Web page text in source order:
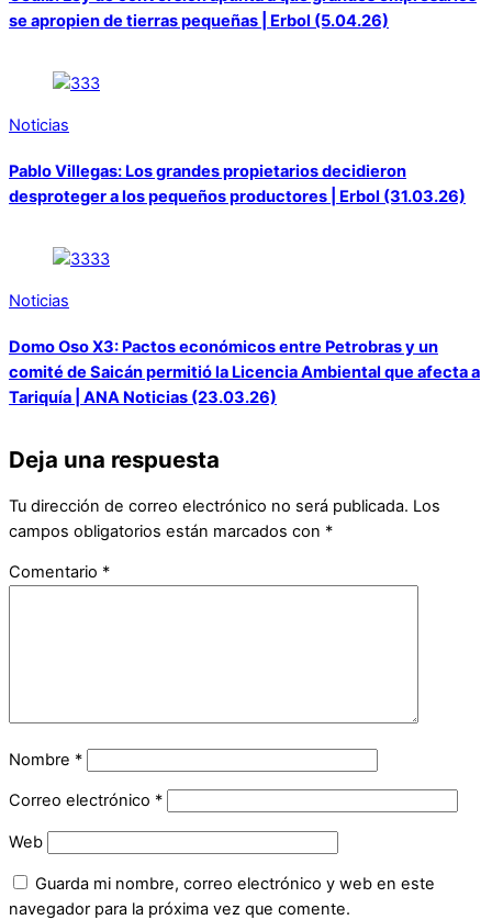
se apropien de tierras pequeñas | Erbol (5.04.26)
Noticias
Pablo Villegas: Los grandes propietarios decidieron
desproteger a los pequeños productores | Erbol (31.03.26)
Noticias
Domo Oso X3: Pactos económicos entre Petrobras y un
comité de Saicán permitió la Licencia Ambiental que afecta a
Tariquía | ANA Noticias (23.03.26)
Deja una respuesta
Tu dirección de correo electrónico no será publicada. Los
campos obligatorios están marcados con *
Comentario *
Nombre *
Correo electrónico *
Web
Guarda mi nombre, correo electrónico y web en este
navegador para la próxima vez que comente.